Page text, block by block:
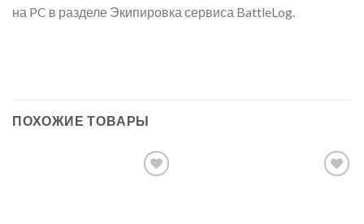
на PC в разделе Экипировка сервиса BattleLog.
ПОХОЖИЕ ТОВАРЫ